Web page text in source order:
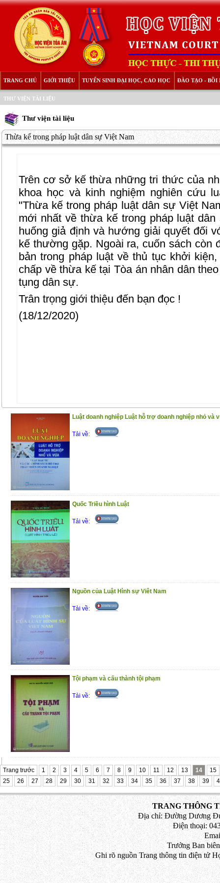
TRANG CHỦ GIỚI THIỆU TUYỂN SINH ĐẠI HỌC, CAO HỌC ĐÀO TẠO - BỒI
THƯ VIỆN TÀI LIỆU
Thư viện tài liệu
Thừa kế trong pháp luật dân sự Việt Nam
Trên cơ sở kế thừa những tri thức của
khoa học và kinh nghiệm nghiên cứu
"Thừa kế trong pháp luật dân sự Việt
mới nhất về thừa kế trong pháp luật
huống giả định và hướng giải quyết đối
kế thường gặp. Ngoài ra, cuốn sách còn
bản trong pháp luật về thủ tục khởi
chấp về thừa kế tại Tòa án nhân dân
tụng dân sự.
Trân trọng giới thiệu đến bạn đọc !
(18/12/2020)
Luật doanh nghiệp Luật hỗ trợ doanh nghiệp nhỏ và
Tải về:
Quốc Triều hình Luật
Tải về:
Nguồn của Luật Hình sự Viêt Nam
Tải về:
Tội phạm và cấu thành tội phạm
Tải về:
Trang trước 1 2 3 4 5 6 7 8 9 10 11 12 13 14
15
25
26 27 28 29 30 31 32 33 34 35 36 37 38 39
TRANG THÔNG
Địa chỉ: Đường Dương
Điện thoại:
Trưởng Ban
Ghi rõ nguồn Trang thông tin điện tử